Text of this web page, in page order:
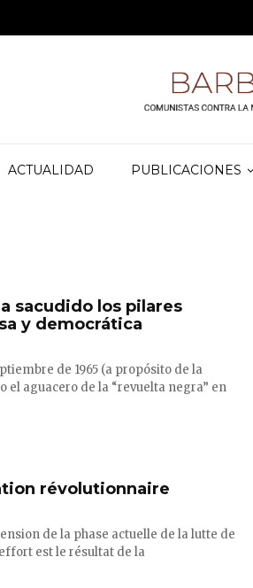
ACTUALIDAD PUBLICACIONES
sacudido los pilares
y democrática
de 1965 (a propósito de la
el aguacero de la “revuelta negra” en
révolutionnaire
de la phase actuelle de la lutte de
est le résultat de la